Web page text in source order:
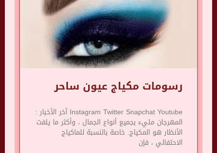
رسومات مكياج عيون ساحر
Instagram Twitter Snapchat Youtube آخر الأخبار :
المهرجان مليء بجميع أنواع الجمال ، وأكثر ما يلفت
الأنظار هو المكياج. خاصة بالنسبة للماكياج
الاحتفالي ، فإن